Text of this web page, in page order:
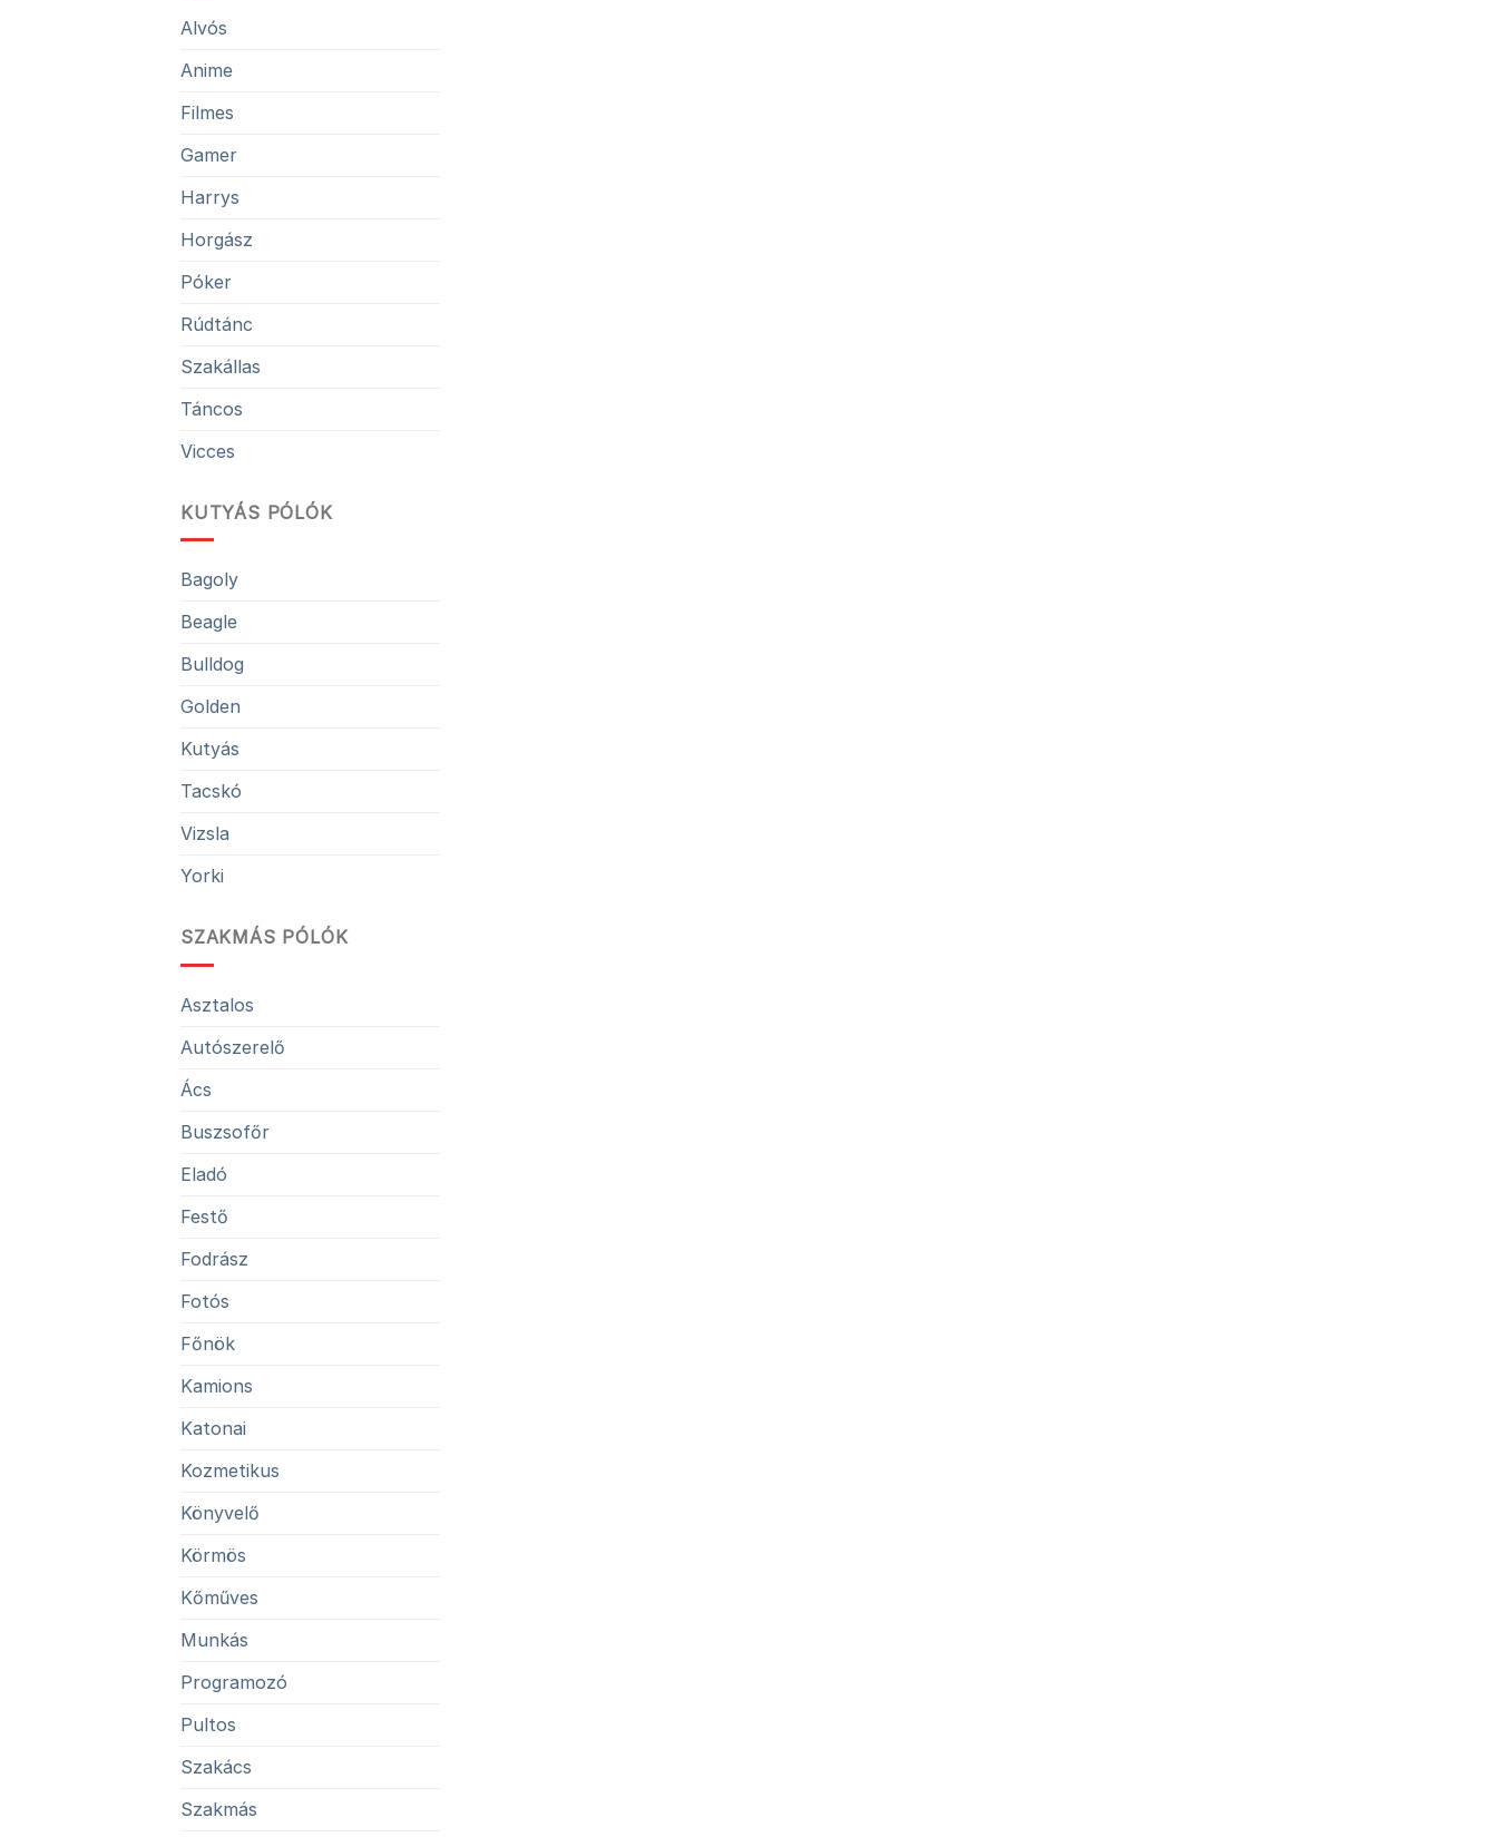
Alvós
Anime
Filmes
Gamer
Harrys
Horgász
Póker
Rúdtánc
Szakállas
Táncos
Vicces
KUTYÁS PÓLÓK
Bagoly
Beagle
Bulldog
Golden
Kutyás
Tacskó
Vizsla
Yorki
SZAKMÁS PÓLÓK
Asztalos
Autószerelő
Ács
Buszsofőr
Eladó
Festő
Fodrász
Fotós
Főnök
Kamions
Katonai
Kozmetikus
Könyvelő
Körmös
Kőműves
Munkás
Programozó
Pultos
Szakács
Szakmás